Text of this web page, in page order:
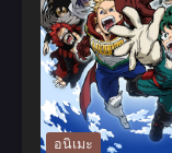
อนิเมะ